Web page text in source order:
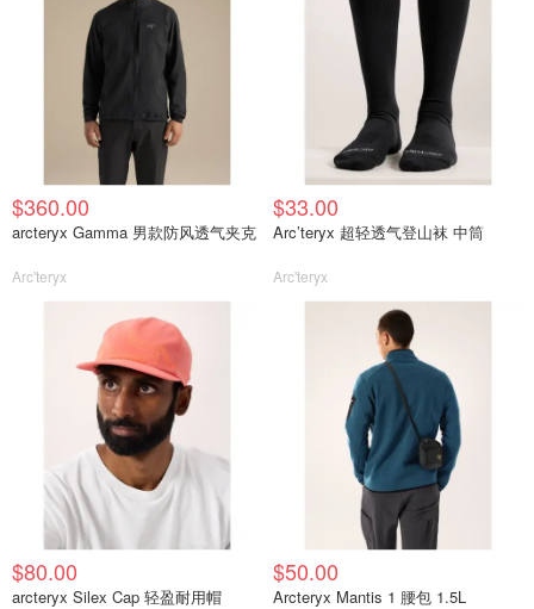
$360.00
arcteryx Gamma 男款防风透气夹克
Arc'teryx
$33.00
Arc’teryx 超轻透气登山袜 中筒
Arc'teryx
$80.00
arcteryx Silex Cap 轻盈耐用帽
$50.00
Arcteryx Mantis 1 腰包 1.5L